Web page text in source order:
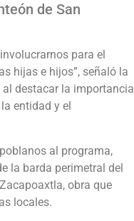
de San
para el
hijas e hijos”, señaló la
al destacar la importancia
entidad y el
al programa,
la barda perimetral del
obra que
locales.